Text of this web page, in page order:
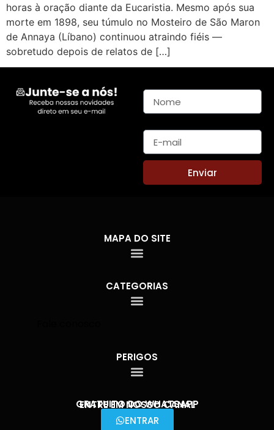
horas à oração diante da Eucaristia. Mesmo após sua
morte em 1898, seu túmulo no Mosteiro de São Maron
de Annaya (Líbano) continuou atraindo fiéis —
sobretudo depois de relatos de […]
Enviar
MAPA DO SITE
CATEGORIAS
PERIGOS
ENTRE EM NOSSO CANAL
GRATUITO DO WHATSAPP
ENTRAR